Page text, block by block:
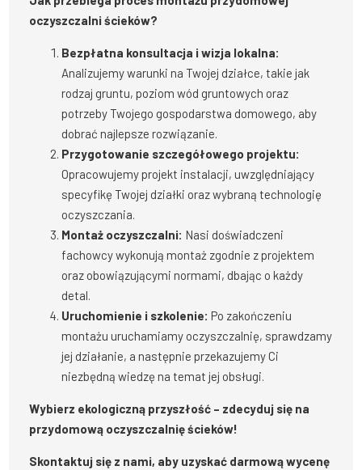
oczyszczalni ścieków?
Bezpłatna konsultacja i wizja lokalna:
Analizujemy warunki na Twojej działce, takie jak
rodzaj gruntu, poziom wód gruntowych oraz
potrzeby Twojego gospodarstwa domowego, aby
dobrać najlepsze rozwiązanie.
Przygotowanie szczegółowego projektu:
Opracowujemy projekt instalacji, uwzględniający
specyfikę Twojej działki oraz wybraną technologię
oczyszczania.
Montaż oczyszczalni: Nasi doświadczeni
fachowcy wykonują montaż zgodnie z projektem
oraz obowiązującymi normami, dbając o każdy
detal.
Uruchomienie i szkolenie: Po zakończeniu
montażu uruchamiamy oczyszczalnię, sprawdzamy
jej działanie, a następnie przekazujemy Ci
niezbędną wiedzę na temat jej obsługi.
Wybierz ekologiczną przyszłość – zdecyduj się na
przydomową oczyszczalnię ścieków!
Skontaktuj się z nami, aby uzyskać darmową wycenę